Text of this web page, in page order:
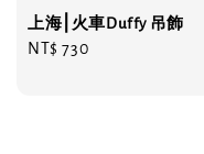
上海⎮火車Duffy 吊飾
Regular
NT$ 730